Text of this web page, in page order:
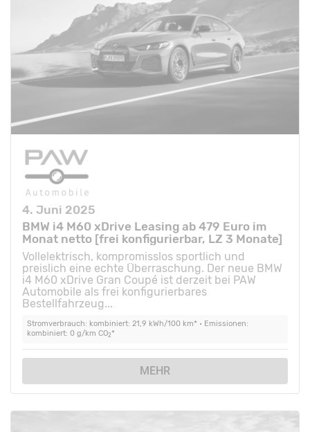
4. Juni 2025
BMW i4 M60 xDrive Leasing ab 479 Euro im
Monat netto [frei konfigurierbar, LZ 3 Monate]
Vollelektrisch, kompromisslos sportlich und
preislich eine echte Überraschung. Der neue BMW
i4 M60 xDrive Gran Coupé ist derzeit bei PAW
Automobile als frei konfigurierbares
Bestellfahrzeug...
Stromverbrauch: kombiniert: 21,9 kWh/100 km* • Emissionen:
kombiniert: 0 g/km CO2*
MEHR